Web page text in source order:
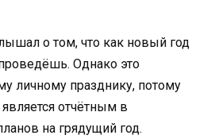
о том, что как новый год
Однако это
личному празднику, потому
отчётным в
на грядущий год.